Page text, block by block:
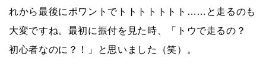
れから最後にポワントでトトトトトトト……と走るのも
大変ですね。最初に振付を見た時、「トウで走るの？
初心者なのに？！」と思いました（笑）。